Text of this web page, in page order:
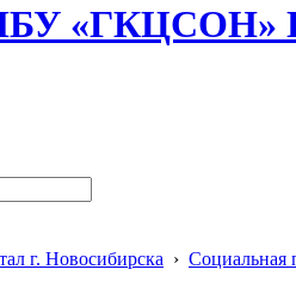
«ГКЦСОН»
г. Новосибирска › Социальная